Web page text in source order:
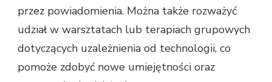
przez powiadomienia. Można także rozważyć
udział w warsztatach lub terapiach grupowych
dotyczących uzależnienia od technologii, co
pomoże zdobyć nowe umiejętności oraz